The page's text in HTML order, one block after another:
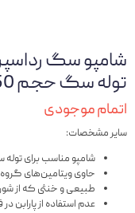
توله سگ حجم 250 میلی لیتر
اتمام موجودی
سایر مشخصات:
شامپو مناسب برای
حاوی ویتامین‌های گروه B
طبیعی و خنثی که از
عدم استفاده از پارابن